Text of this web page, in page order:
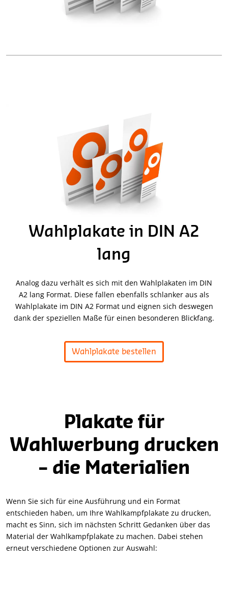
Wahlplakate in DIN A2
lang
Analog dazu verhält es sich mit den Wahlplakaten im DIN
A2 lang Format. Diese fallen ebenfalls schlanker aus als
Wahlplakate im DIN A2 Format und eignen sich deswegen
dank der speziellen Maße für einen besonderen Blickfang.
Wahlplakate bestellen
Plakate für
Wahlwerbung drucken
– die Materialien
Wenn Sie sich für eine Ausführung und ein Format
entschieden haben, um Ihre Wahlkampfplakate zu drucken,
macht es Sinn, sich im nächsten Schritt Gedanken über das
Material der Wahlkampfplakate zu machen. Dabei stehen
erneut verschiedene Optionen zur Auswahl: